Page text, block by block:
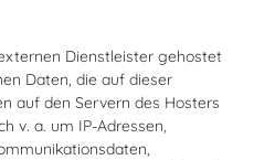
Dienstleister gehostet
Daten, die auf dieser
auf den Servern des Hosters
v. a. um IP-Adressen,